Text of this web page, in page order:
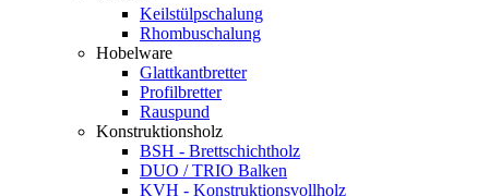
Keilstülpschalung
Rhombuschalung
Hobelware
Glattkantbretter
Profilbretter
Rauspund
Konstruktionsholz
BSH - Brettschichtholz
DUO / TRIO Balken
KVH - Konstruktionsvollholz